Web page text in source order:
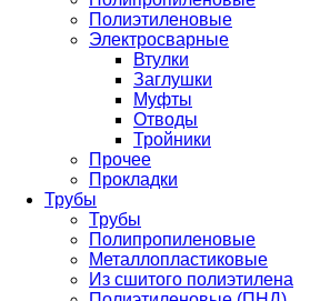
Полиэтиленовые
Электросварные
Втулки
Заглушки
Муфты
Отводы
Тройники
Прочее
Прокладки
Трубы
Трубы
Полипропиленовые
Металлопластиковые
Из сшитого полиэтилена